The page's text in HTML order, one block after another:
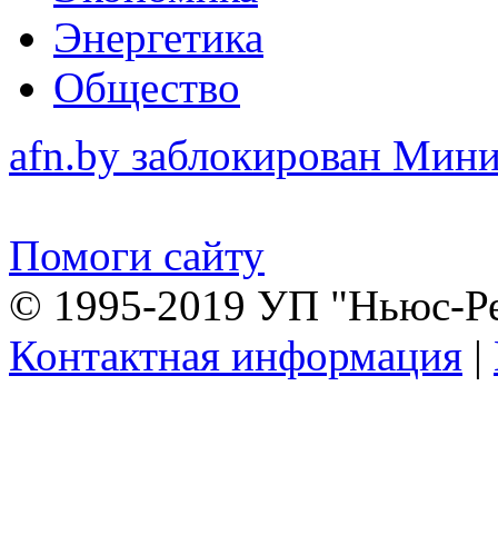
Энергетика
Общество
afn.by заблокирован
Помоги сайту
© 1995-2019 УП "Ньюс-
Контактная информация |